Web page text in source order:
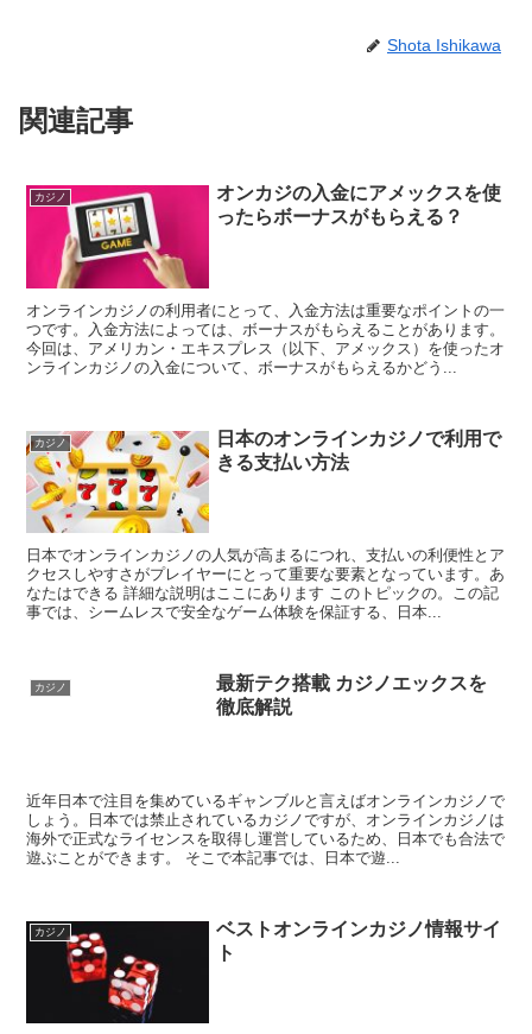
Shota Ishikawa
関連記事
カジノ
オンカジの入金にアメックスを使
ったらボーナスがもらえる？
オンラインカジノの利用者にとって、入金方法は重要なポイントの一
つです。入金方法によっては、ボーナスがもらえることがあります。
今回は、アメリカン・エキスプレス（以下、アメックス）を使ったオ
ンラインカジノの入金について、ボーナスがもらえるかどう...
カジノ
日本のオンラインカジノで利用で
きる支払い方法
日本でオンラインカジノの人気が高まるにつれ、支払いの利便性とア
クセスしやすさがプレイヤーにとって重要な要素となっています。あ
なたはできる 詳細な説明はここにあります このトピックの。この記
事では、シームレスで安全なゲーム体験を保証する、日本...
カジノ
最新テク搭載 カジノエックスを
徹底解説
近年日本で注目を集めているギャンブルと言えばオンラインカジノで
しょう。日本では禁止されているカジノですが、オンラインカジノは
海外で正式なライセンスを取得し運営しているため、日本でも合法で
遊ぶことができます。 そこで本記事では、日本で遊...
カジノ
ベストオンラインカジノ情報サイ
ト